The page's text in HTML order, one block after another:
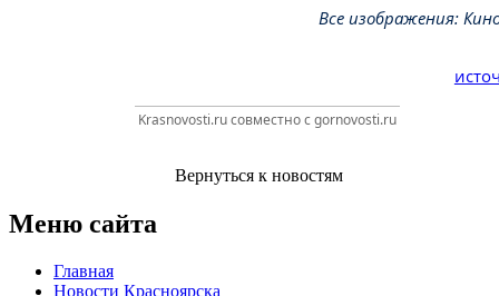
Все изображения:
Krasnovosti.ru совместно с gornovosti.ru
Вернуться к новостям
Меню сайта
Главная
Новости Красноярска